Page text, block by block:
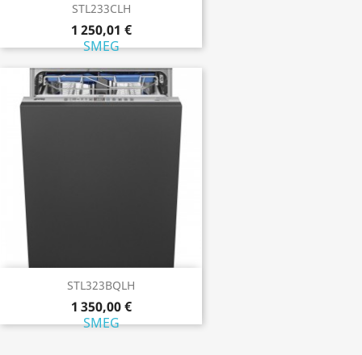
STL233CLH
1 250,01 €
SMEG
STL323BQLH
1 350,00 €
SMEG